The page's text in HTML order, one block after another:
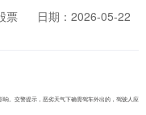
票
日期：2026-05-22
。交警提示，恶劣天气下确需驾车外出的，驾驶人应